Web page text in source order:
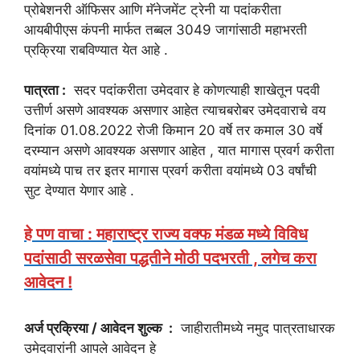
प्रोबेशनरी ऑफिसर आणि मॅनेजमेंट ट्रेनी या पदांकरीता
आयबीपीएस कंपनी मार्फत तब्बल 3049 जागांसाठी महाभरती
प्रक्रिया राबविण्यात येत आहे .
पात्रता : सदर पदांकरीता उमेदवार हे कोणत्याही शाखेतून पदवी
उत्तीर्ण असणे आवश्यक असणार आहेत त्याचबरोबर उमेदवाराचे वय
दिनांक 01.08.2022 रोजी किमान 20 वर्षे तर कमाल 30 वर्षे
दरम्यान असणे आवश्यक असणार आहेत , यात मागास प्रवर्ग करीता
वयांमध्ये पाच तर इतर मागास प्रवर्ग करीता वयांमध्ये 03 वर्षांची
सुट देण्यात येणार आहे .
हे पण वाचा : महाराष्ट्र राज्य वक्फ मंडळ मध्ये विविध
पदांसाठी सरळसेवा पद्धतीने मोठी पदभरती , लगेच करा
आवेदन !
अर्ज प्रक्रिया / आवेदन शुल्क : जाहीरातीमध्ये नमुद पात्रताधारक
उमेदवारांनी आपले आवेदन हे